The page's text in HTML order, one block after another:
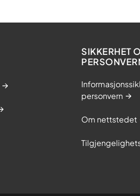
SIKKERHET
personvern
Om nettstedet